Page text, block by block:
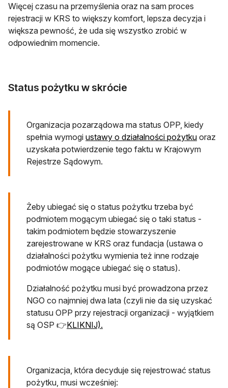
Więcej czasu na przemyślenia oraz na sam proces
rejestracji w KRS to większy komfort, lepsza decyzja i
większa pewność, że uda się wszystko zrobić w
odpowiednim momencie.
Status pożytku w skrócie
Organizacja pozarządowa ma status OPP, kiedy
spełnia wymogi ustawy o działalności pożytkuotwiera
oraz
uzyskała potwierdzenie tego faktu w Krajowym
Rejestrze Sądowym.
Żeby ubiegać się o status pożytku trzeba być
podmiotem mogącym ubiegać się o taki status -
takim podmiotem będzie stowarzyszenie
zarejestrowane w KRS oraz fundacja (ustawa o
działalności pożytku wymienia też inne rodzaje
podmiotów mogące ubiegać się o status).
Działalność pożytku musi być prowadzona przez
NGO co najmniej dwa lata (czyli nie da się uzyskać
statusu OPP przy rejestracji organizacji - wyjątkiem
są OSP 👉KLIKNIJ).
Organizacja, która decyduje się rejestrować status
pożytku, musi wcześniej: